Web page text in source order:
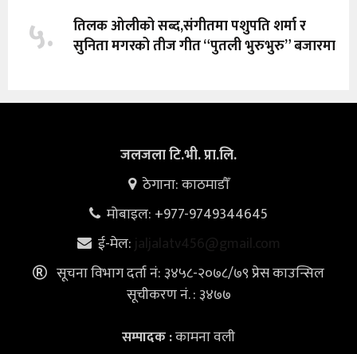
५.
तिलक ओलीको सब्द,संगीतमा पशुपति शर्मा र
सुनिता मगरको तीज गीत “पुतली भुरुभुरु” बजारमा
जलजला टि.भी. प्रा.लि.
ठेगाना: काठमाडौँ
मोबाइल: +977-9749344645
ई-मेल: jaljalatv456@gmail.com
सूचना विभाग दर्ता नं: ३४५८-२०७८/७९ प्रेस काउन्सिल
सूचीकरण नं. : ३४७७
सम्पादक :कामना वली